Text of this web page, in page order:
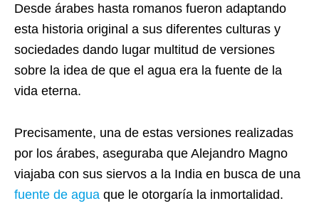
Desde árabes hasta romanos fueron adaptando
esta historia original a sus diferentes culturas y
sociedades dando lugar multitud de versiones
sobre la idea de que el agua era la fuente de la
vida eterna.
Precisamente, una de estas versiones realizadas
por los árabes, aseguraba que Alejandro Magno
viajaba con sus siervos a la India en busca de una
fuente de agua que le otorgaría la inmortalidad.